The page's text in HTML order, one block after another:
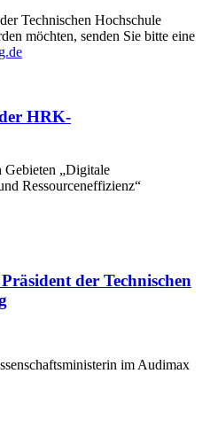
Technischen Hochschule
möchten, senden Sie bitte eine
HRK-
Gebieten „Digitale
Ressourceneffizienz“
der Technischen
im Audimax